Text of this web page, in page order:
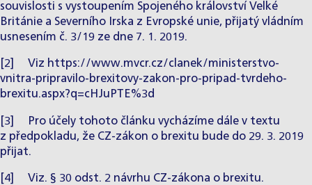
souvislosti s vystoupením Spojeného království Velké
Británie a Severního Irska z Evropské unie, přijatý vládním
usnesením č. 3/19 ze dne 7. 1. 2019.
[2] Viz https://www.mvcr.cz/clanek/ministerstvo-
vnitra-pripravilo-brexitovy-zakon-pro-pripad-tvrdeho-
brexitu.aspx?q=cHJuPTE%3d
[3]
Pro účely tohoto článku vycházíme dále v textu
z předpokladu, že CZ-zákon o brexitu bude do 29. 3. 2019
přijat.
[4]
Viz. § 30 odst. 2 návrhu CZ-zákona o brexitu.